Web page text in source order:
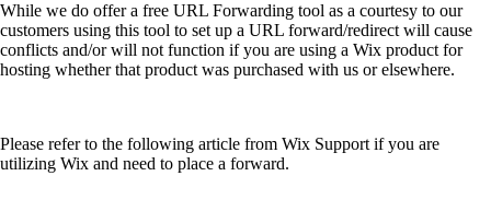
While we do offer a free URL Forwarding tool as a courtesy to our
customers using this tool to set up a URL forward/redirect will cause
conflicts and/or will not function if you are using a Wix product for
hosting whether that product was purchased with us or elsewhere.
Please refer to the following article from Wix Support if you are
utilizing Wix and need to place a forward.